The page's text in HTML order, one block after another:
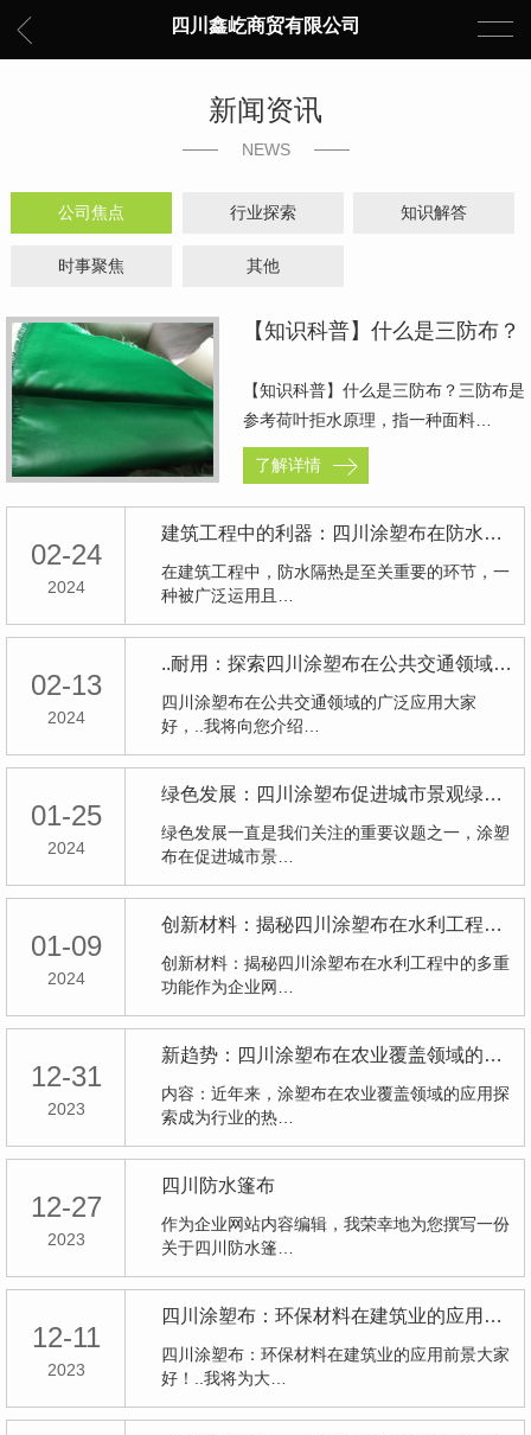
四川鑫屹商贸有限公司
新闻资讯
NEWS
公司焦点 行业探索 知识解答
时事聚焦 其他
【知识科普】什么是三防布？
【知识科普】什么是三防布？三防布是
参考荷叶拒水原理，指一种面料…
了解详情
02-24
2024
建筑工程中的利器：四川涂塑布在防水隔热方面的优势分析
在建筑工程中，防水隔热是至关重要的环节，一
种被广泛运用且…
02-13
2024
..耐用：探索四川涂塑布在公共交通领域的广泛应用
四川涂塑布在公共交通领域的广泛应用大家
好，..我将向您介绍…
01-25
2024
绿色发展：四川涂塑布促进城市景观绿化的实践与展望
绿色发展一直是我们关注的重要议题之一，涂塑
布在促进城市景…
01-09
2024
创新材料：揭秘四川涂塑布在水利工程中的多重功能
创新材料：揭秘四川涂塑布在水利工程中的多重
功能作为企业网…
12-31
2023
新趋势：四川涂塑布在农业覆盖领域的应用探索
内容：近年来，涂塑布在农业覆盖领域的应用探
索成为行业的热…
12-27
2023
四川防水篷布
作为企业网站内容编辑，我荣幸地为您撰写一份
关于四川防水篷…
12-11
2023
四川涂塑布：环保材料在建筑业的应用前景
四川涂塑布：环保材料在建筑业的应用前景大家
好！..我将为大…